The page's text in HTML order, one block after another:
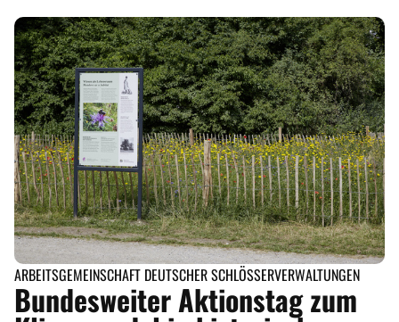
ARBEITSGEMEINSCHAFT DEUTSCHER SCHLÖSSERVERWALTUNGEN
Bundesweiter Aktionstag zum